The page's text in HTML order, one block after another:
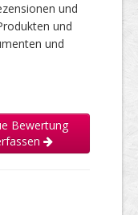
und
und
und
Bewertung